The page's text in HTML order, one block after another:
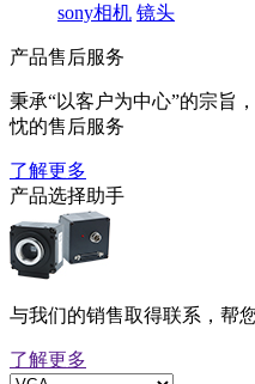
sony相机 镜头
产品售后服务
秉承“以客户为中心”的宗旨
忱的售后服务
了解更多
产品选择助手
与我们的销售取得联系，帮
了解更多